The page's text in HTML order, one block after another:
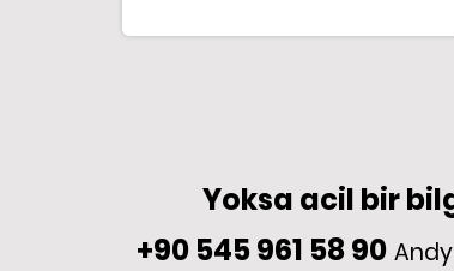
Yoksa acil bir
+90 545 961 58 90